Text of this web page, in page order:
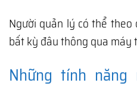
Người quản lý có thể
bất kỳ đâu thông qua máy
Những tính